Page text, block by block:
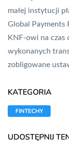
małej instytucji
Global Payments
KNF-owi na czas
wykonanych
zobligowane
KATEGORIA
FINTECHY
UDOSTĘPNIJ